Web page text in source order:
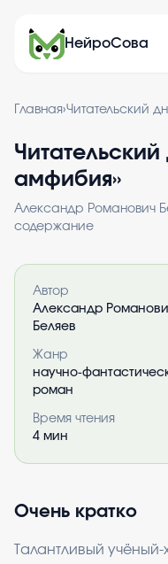
НейроСова
Главная›Читательский
Читательский
амфибия»
Александр Романович
содержание
Информация о
Автор
Александр
Беляев
Жанр
научно-
роман
Время чтения
4 мин
Очень кратко
Талантливый